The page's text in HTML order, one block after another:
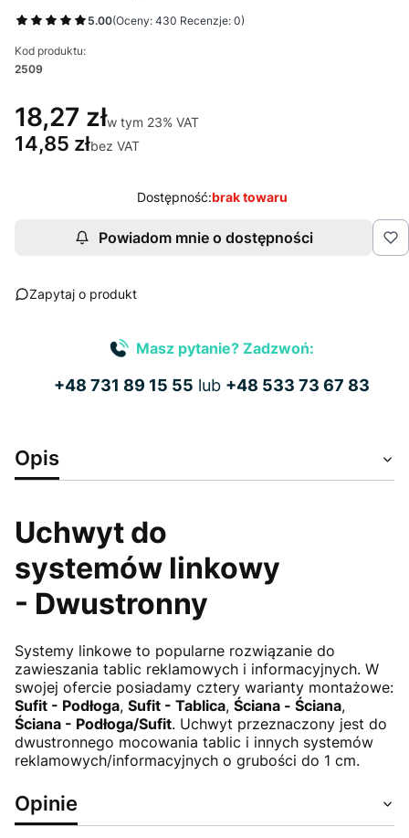
5.00(Oceny: 430 Recenzje: 0)
Kod produktu:
2509
18,27 złw tym 23% VAT
w tym 23% VAT
14,85 złbez VAT
Dostępność:brak towaru
Powiadom mnie o dostępności
Zapytaj o produkt
Masz pytanie? Zadzwoń:
+48 731 89 15 55 lub +48 533 73 67 83
Opis
Uchwyt do
systemów linkowy
- Dwustronny
Systemy linkowe to popularne rozwiązanie do
zawieszania tablic reklamowych i informacyjnych. W
swojej ofercie posiadamy cztery warianty montażowe:
Sufit - Podłoga, Sufit - Tablica, Ściana - Ściana,
Ściana - Podłoga/Sufit. Uchwyt przeznaczony jest do
dwustronnego mocowania tablic i innych systemów
reklamowych/informacyjnych o grubości do 1 cm.
Opinie